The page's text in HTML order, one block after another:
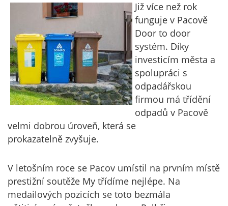
Již více než rok
funguje v Pacově
Door to door
systém. Díky
investicím města a
spolupráci s
odpadářskou
firmou má třídění
odpadů v Pacově
velmi dobrou úroveň, která se
prokazatelně zvyšuje.
V letošním roce se Pacov umístil na prvním místě
prestižní soutěže My třídíme nejlépe. Na
medailových pozicích se toto bezmála